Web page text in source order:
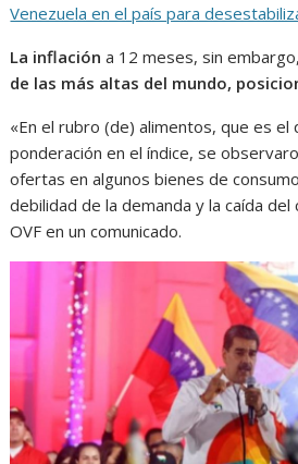
Venezuela en el país para
La inflación a 12 meses, sin
de las más altas del mundo,
«En el rubro (de) alimentos, que es el
ponderación en el índice, se
ofertas en algunos bienes de
debilidad de la demanda y la caída del
OVF en un comunicado.